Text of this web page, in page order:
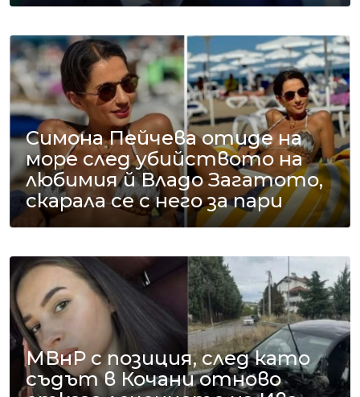
Симона Пейчева отиде на
море след убийството на
любимия й Владо Загатото,
скарала се с него за пари
МВнР с позиция, след като
съдът в Кочани отново